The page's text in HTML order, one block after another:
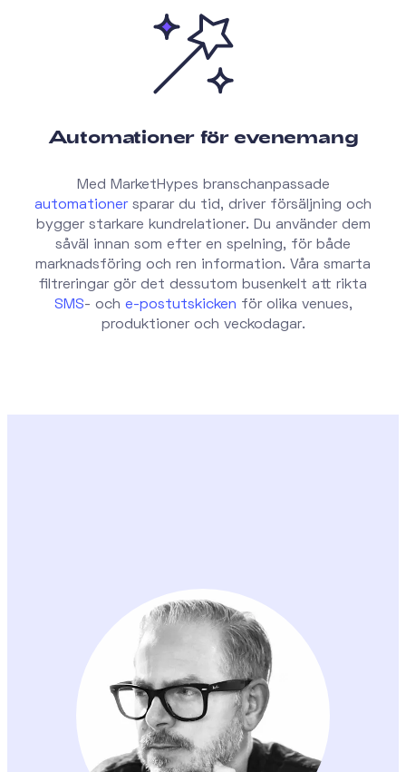
Automationer för evenemang
Med MarketHypes branschanpassade
automationersparar du tid, driver försäljning och
bygger starkare kundrelationer. Du använder dem
såväl innan som efter en spelning, för både
marknadsföring och ren information. Våra smarta
filtreringar gör det dessutom busenkelt att rikta
SMS- och e-postutskicken för olika venues,
produktioner och veckodagar.